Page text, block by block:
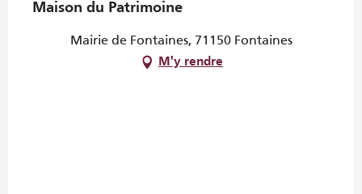
Maison du Patrimoine
Mairie de Fontaines, 71150 Fontaines
M'y rendre